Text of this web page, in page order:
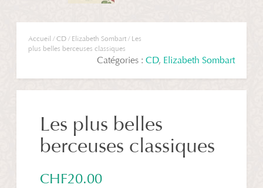
Accueil /CD / Elizabeth Sombart / Les
plus belles berceuses classiques
Catégories : CD, Elizabeth Sombart
Les plus belles
berceuses classiques
CHF20.00